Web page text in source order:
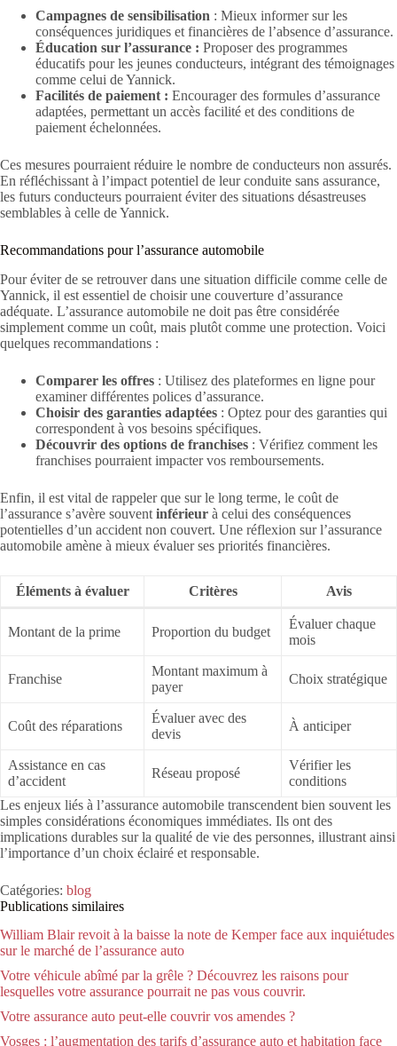
Campagnes de sensibilisation : Mieux informer sur les
conséquences juridiques et financières de l’absence d’assurance.
Éducation sur l’assurance : Proposer des programmes
éducatifs pour les jeunes conducteurs, intégrant des témoignages
comme celui de Yannick.
Facilités de paiement : Encourager des formules d’assurance
adaptées, permettant un accès facilité et des conditions de
paiement échelonnées.
Ces mesures pourraient réduire le nombre de conducteurs non assurés.
En réfléchissant à l’impact potentiel de leur conduite sans assurance,
les futurs conducteurs pourraient éviter des situations désastreuses
semblables à celle de Yannick.
Recommandations pour l’assurance automobile
Pour éviter de se retrouver dans une situation difficile comme celle de
Yannick, il est essentiel de choisir une couverture d’assurance
adéquate. L’assurance automobile ne doit pas être considérée
simplement comme un coût, mais plutôt comme une protection. Voici
quelques recommandations :
Comparer les offres : Utilisez des plateformes en ligne pour
examiner différentes polices d’assurance.
Choisir des garanties adaptées : Optez pour des garanties qui
correspondent à vos besoins spécifiques.
Découvrir des options de franchises : Vérifiez comment les
franchises pourraient impacter vos remboursements.
Enfin, il est vital de rappeler que sur le long terme, le coût de
l’assurance s’avère souvent inférieur à celui des conséquences
potentielles d’un accident non couvert. Une réflexion sur l’assurance
automobile amène à mieux évaluer ses priorités financières.
Éléments à évaluer Critères Avis
Montant de la prime Proportion du budget
Évaluer chaque
mois
Franchise
Montant maximum à
payer
Choix stratégique
Coût des réparations
Évaluer avec des
devis
À anticiper
Assistance en cas
d’accident
Réseau proposé
Vérifier les
conditions
Les enjeux liés à l’assurance automobile transcendent bien souvent les
simples considérations économiques immédiates. Ils ont des
implications durables sur la qualité de vie des personnes, illustrant ainsi
l’importance d’un choix éclairé et responsable.
Catégories: blog
Publications similaires
William Blair revoit à la baisse la note de Kemper face aux inquiétudes
sur le marché de l’assurance auto
Votre véhicule abîmé par la grêle ? Découvrez les raisons pour
lesquelles votre assurance pourrait ne pas vous couvrir.
Votre assurance auto peut-elle couvrir vos amendes ?
Vosges : l’augmentation des tarifs d’assurance auto et habitation face